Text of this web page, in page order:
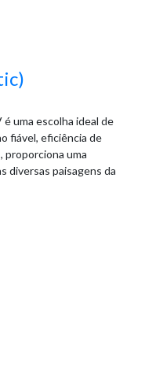
uma escolha ideal de
fiável, eficiência de
proporciona uma
diversas paisagens da